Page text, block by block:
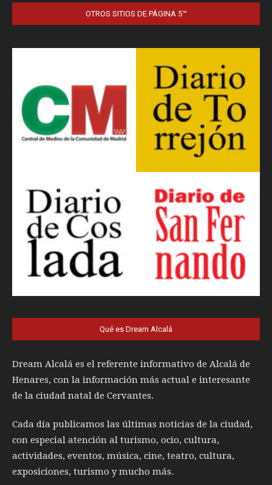
OTROS SITIOS DE PÁGINA 5™
Qué es Dream Alcalá
Dream Alcalá es el referente informativo de Alcalá de
Henares, con la información más actual e interesante
de la ciudad natal de Cervantes.
Cada día publicamos las últimas noticias de la ciudad,
con especial atención al turismo, ocio, cultura,
actividades, eventos, música, cine, teatro, cultura,
exposiciones, turismo y mucho más.